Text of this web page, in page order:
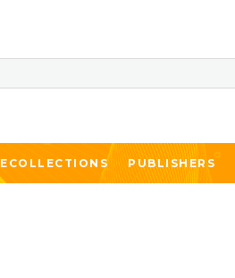
ECOLLECTIONS PUBLISHERS